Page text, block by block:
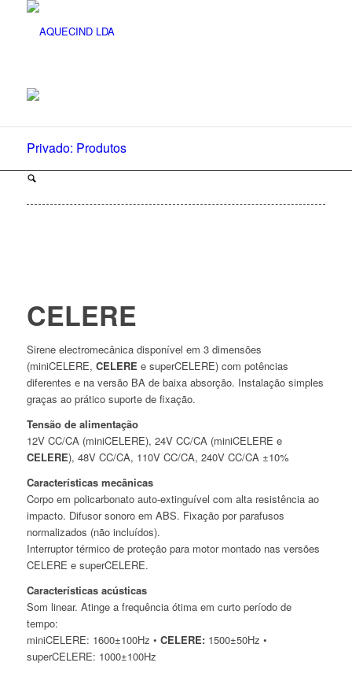
Privado: Produtos
CELERE
Sirene electromecânica disponível em 3 dimensões
(miniCELERE, CELERE e superCELERE) com potências
diferentes e na versão BA de baixa absorção. Instalação simples
graças ao prático suporte de fixação.
Tensão de alimentação
12V CC/CA (miniCELERE), 24V CC/CA (miniCELERE e
CELERE), 48V CC/CA, 110V CC/CA, 240V CC/CA ±10%
Características mecânicas
Corpo em policarbonato auto-extinguível com alta resistência ao
impacto. Difusor sonoro em ABS. Fixação por parafusos
normalizados (não incluídos).
Interruptor térmico de proteção para motor montado nas versões
CELERE e superCELERE.
Características acústicas
Som linear. Atinge a frequência ótima em curto período de
tempo:
miniCELERE: 1600±100Hz • CELERE:1500±50Hz •
superCELERE: 1000±100Hz